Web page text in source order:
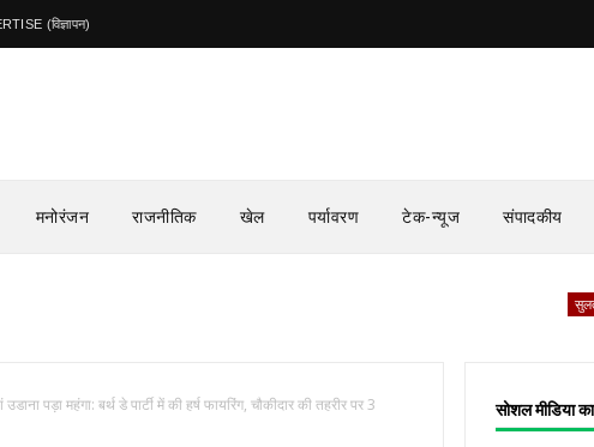
(विज्ञापन)
मनोरंजन राजनीतिक खेल पर्यावरण टेक-न्यूज संपादकीय
पड़ा महंगा: बर्थ डे पार्टी में की हर्ष फायरिंग, चौकीदार की तहरीर पर 3
सोशल मीडिया